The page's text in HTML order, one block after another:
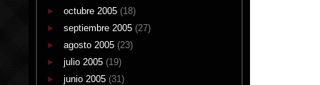
octubre 2005 (18)
septiembre 2005 (27)
agosto 2005 (23)
julio 2005 (19)
junio 2005 (31)